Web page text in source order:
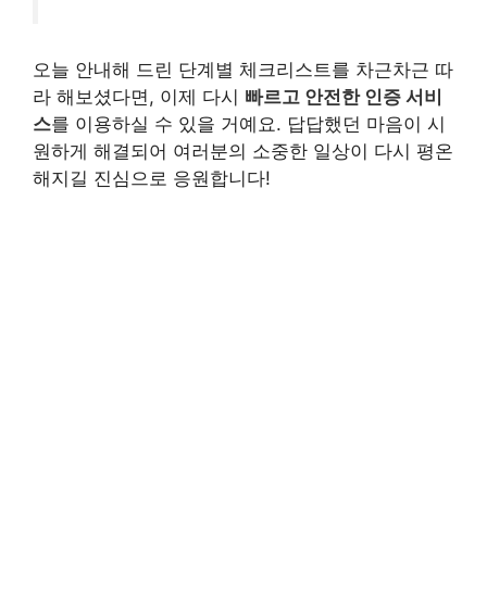
오늘 안내해 드린 단계별 체크리스트를 차근차근 따
라 해보셨다면, 이제 다시 빠르고 안전한 인증 서비
스를 이용하실 수 있을 거예요. 답답했던 마음이 시
원하게 해결되어 여러분의 소중한 일상이 다시 평온
해지길 진심으로 응원합니다!